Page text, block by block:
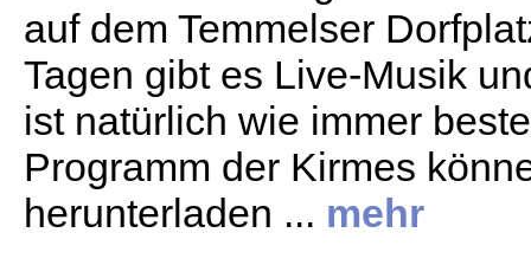
auf dem Temmelser
Tagen gibt es Live-Musik
ist natürlich wie immer
Programm der Kirmes
herunterladen ... mehr